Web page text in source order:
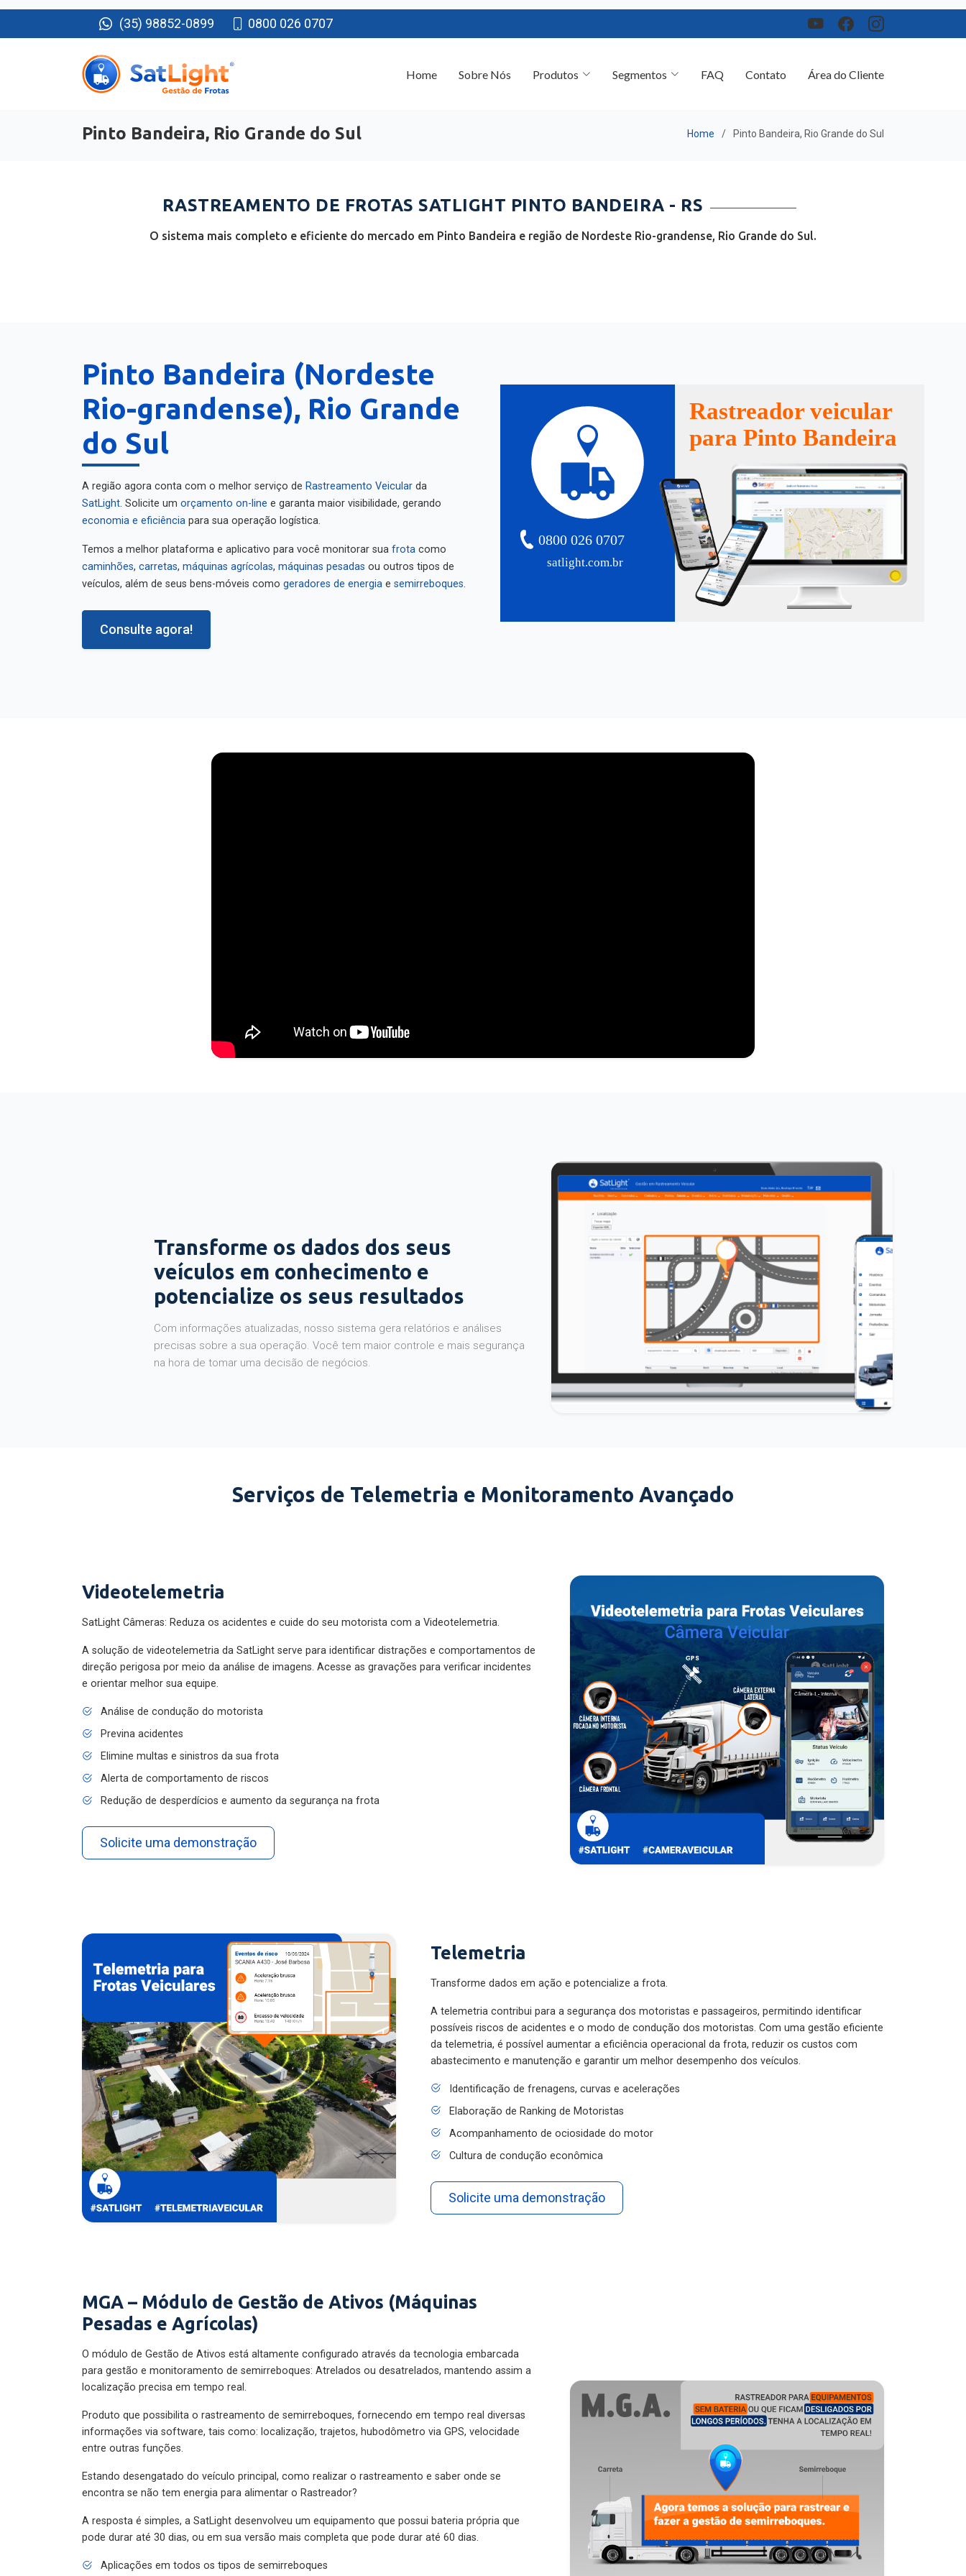
(35) 98852-0899 0800 026 0707
Pinto Bandeira, Rio Grande do Sul Home Pinto Bandeira, Rio Grande do Sul
RASTREAMENTO DE FROTAS SATLIGHT PINTO BANDEIRA - RS
O sistema mais completo e eficiente do mercado em Pinto Bandeira e região de Nordeste Rio-grandense, Rio Grande do Sul.
Pinto Bandeira (Nordeste
Rio-grandense), Rio Grande
do Sul
A região agora conta com o melhor serviço de Rastreamento Veicular
da
SatLight . Solicite um orçamento on-line
e garanta maior visibilidade, gerando
economia e eficiência
para sua operação logística.
Temos a melhor plataforma e aplicativo para você monitorar sua frota
caminhões
carretas máquinas agrícolas máquinas pesadas
ou outros tipos de
veículos, além de seus bens-móveis como
geradores de energia semirreboques
Consulte agora!
satlight.com.br
0800 026 0707
Rastreador veicular
para Pinto Bandeira
Transforme os dados dos seus
veículos em conhecimento e
potencialize os seus resultados
Com informações atualizadas, nosso sistema gera relatórios e análises
precisas sobre a sua operação. Você tem maior controle e mais segurança
na hora de tomar uma decisão de negócios.
Serviços de Telemetria e Monitoramento Avançado
Videotelemetria
SatLight Câmeras: Reduza os acidentes e cuide do seu motorista com a Videotelemetria.
A solução de videotelemetria da SatLight serve para identificar distrações e comportamentos de
direção perigosa por meio da análise de imagens. Acesse as gravações para verificar incidentes
e orientar melhor sua equipe.
Análise de condução do motorista
Previna acidentes
Elimine multas e sinistros da sua frota
Alerta de comportamento de riscos
Redução de desperdícios e aumento da segurança na frota
Solicite uma demonstração
Telemetria
Transforme dados em ação e potencialize a frota.
A telemetria contribui para a segurança dos motoristas e passageiros, permitindo identificar
possíveis riscos de acidentes e o modo de condução dos motoristas. Com uma gestão eficiente
da telemetria, é possível aumentar a eficiência operacional da frota, reduzir os custos com
abastecimento e manutenção e garantir um melhor desempenho dos veículos.
Identificação de frenagens, curvas e acelerações
Elaboração de Ranking de Motoristas
Acompanhamento de ociosidade do motor
Cultura de condução econômica
Solicite uma demonstração
MGA – Módulo de Gestão de Ativos (Máquinas
Pesadas e Agrícolas)
O módulo de Gestão de Ativos está altamente configurado através da tecnologia embarcada
para gestão e monitoramento de semirreboques: Atrelados ou desatrelados, mantendo assim a
localização precisa em tempo real.
Produto que possibilita o rastreamento de semirreboques, fornecendo em tempo real diversas
informações via software, tais como: localização, trajetos, hubodômetro via GPS, velocidade
entre outras funções.
Estando desengatado do veículo principal, como realizar o rastreamento e saber onde se
encontra se não tem energia para alimentar o Rastreador?
A resposta é simples, a SatLight desenvolveu um equipamento que possui bateria própria que
pode durar até 30 dias, ou em sua versão mais completa que pode durar até 60 dias.
Aplicações em todos os tipos de semirreboques